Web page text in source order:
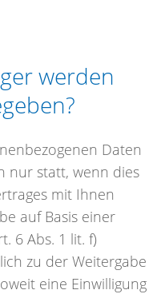
werden
Daten
nur statt, wenn dies
mit Ihnen
auf Basis einer
6 Abs. 1 lit. f)
zu der Weitergabe
eine Einwilligung